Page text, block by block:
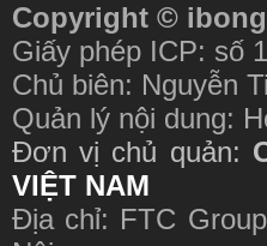
Copyright ©
Giấy phép ICP: số
Chủ biên: Nguyễn
Quản lý nội dung:
Đơn vị chủ quản:
VIỆT NAM
Địa chỉ: FTC